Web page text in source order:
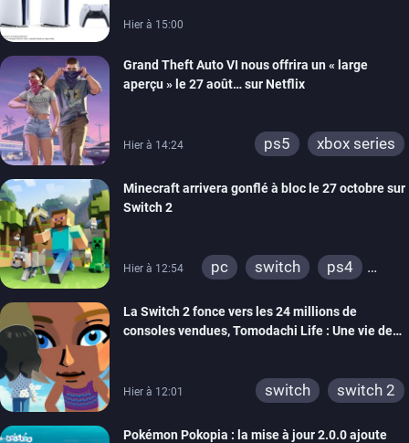
Hier à 15:00
Grand Theft Auto VI nous offrira un « large
aperçu » le 27 août… sur Netflix
Hier à 14:24 ps5 xbox series
Minecraft arrivera gonflé à bloc le 27 octobre sur
Switch 2
Hier à 12:54 pc switch
ps4
wiiu
3ds
ps3
xbox 360
switch 2
La Switch 2 fonce vers les 24 millions de
consoles vendues, Tomodachi Life : Une vie de
Hier à 12:01 switch switch 2
Pokémon Pokopia : la mise à jour 2.0.0 ajoute